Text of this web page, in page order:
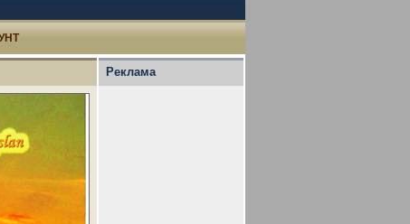
Реклама